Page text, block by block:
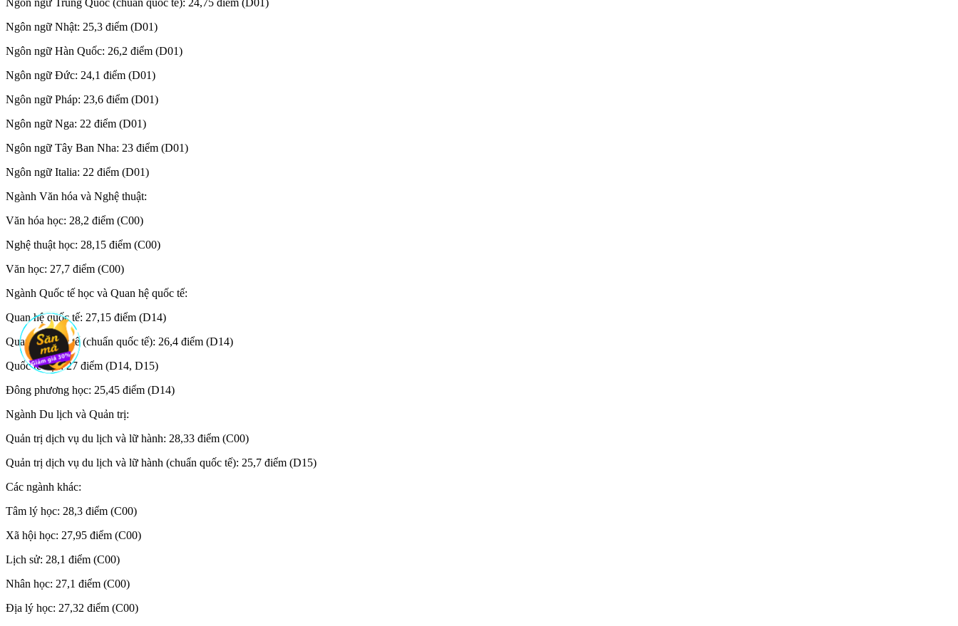
Ngôn ngữ Nhật: 25,3 điểm (D01)
Ngôn ngữ Hàn Quốc: 26,2 điểm (D01)
Ngôn ngữ Đức: 24,1 điểm (D01)
Ngôn ngữ Pháp: 23,6 điểm (D01)
Ngôn ngữ Nga: 22 điểm (D01)
Ngôn ngữ Tây Ban Nha: 23 điểm (D01)
Ngôn ngữ Italia: 22 điểm (D01)
Ngành Văn hóa và Nghệ thuật:
Văn hóa học: 28,2 điểm (C00)
Nghệ thuật học: 28,15 điểm (C00)
Văn học: 27,7 điểm (C00)
Ngành Quốc tế học và Quan hệ quốc tế:
Quan hệ quốc tế: 27,15 điểm (D14)
Quan hệ quốc tế (chuẩn quốc tế): 26,4 điểm (D14)
Quốc tế học: 27 điểm (D14, D15)
Đông phương học: 25,45 điểm (D14)
Ngành Du lịch và Quản trị:
Quản trị dịch vụ du lịch và lữ hành: 28,33 điểm (C00)
Quản trị dịch vụ du lịch và lữ hành (chuẩn quốc tế): 25,7 điểm (D15)
Các ngành khác:
Tâm lý học: 28,3 điểm (C00)
Xã hội học: 27,95 điểm (C00)
Lịch sử: 28,1 điểm (C00)
Nhân học: 27,1 điểm (C00)
Địa lý học: 27,32 điểm (C00)